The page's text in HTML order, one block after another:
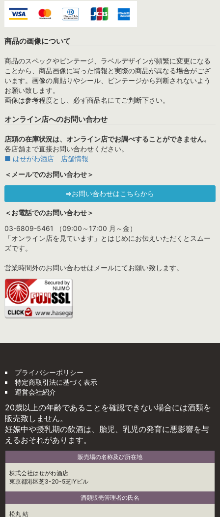
商品の画像について
商品のスペックやビンテージ、ラベルデザインが頻繁に変更になる
ことから、商品画像に写った情報と実際の商品が異なる場合がござ
います。画像の肩貼りやシール、ビンテージから判断されないよう
お願い致します。
画像は参考程度とし、必ず商品名にてご判断下さい。
オンライン店へのお問い合わせ
店頭の在庫状況は、オンライン店でお調べすることができません。
各店舗まで直接お問い合わせください。
■ はせがわ酒店 店舗情報
＜メールでのお問い合わせ＞
⇒お問い合わせはこちらから
＜お電話でのお問い合わせ＞
03-6809-5461 （09:00～17:00 月～金）
「オンライン店を見ています」とはじめにお伝えいただくとスムー
ズです。
営業時間外のお問い合わせはメールにてお願い致します。
プライバシーポリシー
特定商取引法に基づく表示
運営会社紹介
20歳以上の年齢であることを確認できない場合には酒類を
販売致しません。
妊娠中や授乳期の飲酒は、胎児、乳児の発育に悪影響を与
えるおそれがあります。
販売場の名称及び所在地
株式会社はせがわ酒店
東京都港区芝3-20-5芝IYビル
酒類販売管理者の氏名
松丸 結